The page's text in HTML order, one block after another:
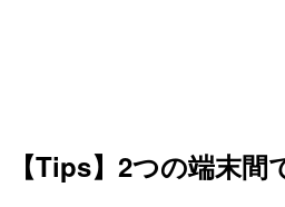
【Tips】2つの端末